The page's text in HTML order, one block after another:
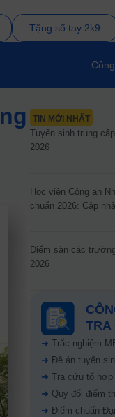
Tặng sổ tay 2k9
TIN MỚI NHẤT
Tuyển sinh trung
2026
Học viện Công an
chuẩn 2026: Cập
Điểm sàn các
2026
TRA
➜ Trắc nghiệm
➜ Đề án tuyển
➜ Tra cứu tổ hợp
➜ Quy đổi điểm
➜ Điểm chuẩn